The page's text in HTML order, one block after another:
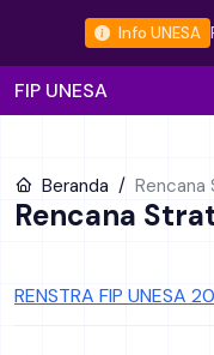
Info UNESA
FIP UNESA
Beranda
Rencana
RENSTRA FIP UNESA